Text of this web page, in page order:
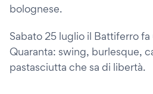
bolognese.
Sabato 25 luglio il Battiferro
Quaranta: swing, burlesque,
pastasciutta che sa di libertà.